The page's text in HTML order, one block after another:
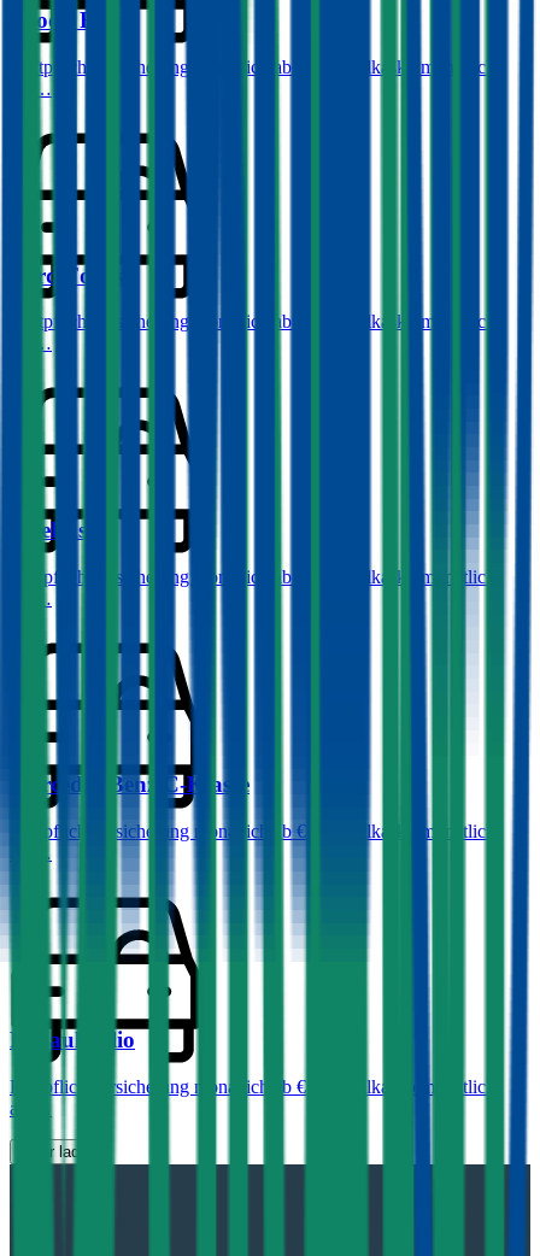
Skoda Fabia
Haftpflichtversicherung monatlich ab
Vollkasko monatlich
ab …
Ford Focus
Haftpflichtversicherung monatlich ab
Vollkasko monatlich
ab …
Opel Astra
Haftpflichtversicherung monatlich ab
Vollkasko monatlich
ab …
Mercedes-Benz C-Klasse
Haftpflichtversicherung monatlich ab € 99
Vollkasko monatlich
ab …
Renault Clio
Haftpflichtversicherung monatlich ab € 30
Vollkasko monatlich
ab …
Mehr laden